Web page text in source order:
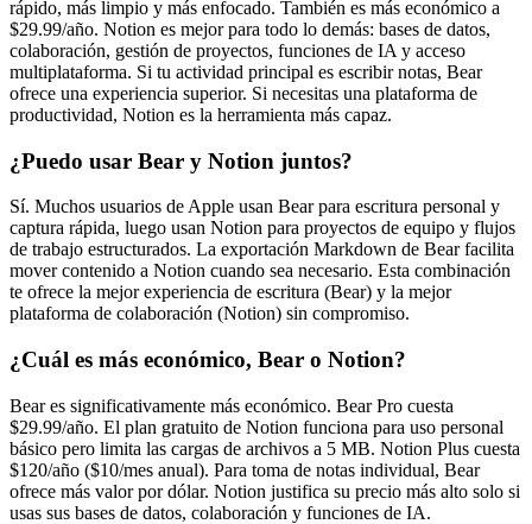
rápido, más limpio y más enfocado. También es más económico a
$29.99/año. Notion es mejor para todo lo demás: bases de datos,
colaboración, gestión de proyectos, funciones de IA y acceso
multiplataforma. Si tu actividad principal es escribir notas, Bear
ofrece una experiencia superior. Si necesitas una plataforma de
productividad, Notion es la herramienta más capaz.
¿Puedo usar Bear y Notion juntos?
Sí. Muchos usuarios de Apple usan Bear para escritura personal y
captura rápida, luego usan Notion para proyectos de equipo y flujos
de trabajo estructurados. La exportación Markdown de Bear facilita
mover contenido a Notion cuando sea necesario. Esta combinación
te ofrece la mejor experiencia de escritura (Bear) y la mejor
plataforma de colaboración (Notion) sin compromiso.
¿Cuál es más económico, Bear o Notion?
Bear es significativamente más económico. Bear Pro cuesta
$29.99/año. El plan gratuito de Notion funciona para uso personal
básico pero limita las cargas de archivos a 5 MB. Notion Plus cuesta
$120/año ($10/mes anual). Para toma de notas individual, Bear
ofrece más valor por dólar. Notion justifica su precio más alto solo si
usas sus bases de datos, colaboración y funciones de IA.